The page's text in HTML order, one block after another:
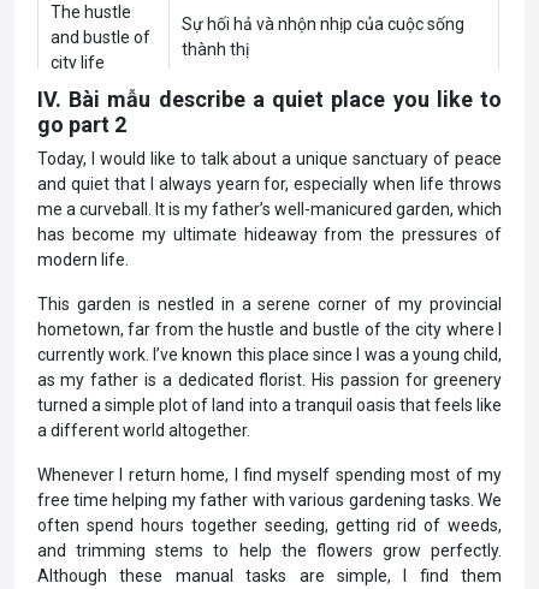
The hustle
and bustle of
city life
Sự hối hả và nhộn nhịp của cuộc sống
thành thị
Get away
from it all
Music to my
ears
Một điều gì đó khiến bạn rất vui (ví dụ:
tiếng chim hót hoặc tiếng gió tại nơi đó)
IV. Bài mẫu describe a quiet place you like to
go part 2
Today, I would like to talk about a unique sanctuary of peace
and quiet that I always yearn for, especially when life throws
me a curveball. It is my father’s well-manicured garden, which
has become my ultimate hideaway from the pressures of
modern life.
This garden is nestled in a serene corner of my provincial
hometown, far from the hustle and bustle of the city where I
currently work. I’ve known this place since I was a young child,
as my father is a dedicated florist. His passion for greenery
turned a simple plot of land into a tranquil oasis that feels like
a different world altogether.
Whenever I return home, I find myself spending most of my
free time helping my father with various gardening tasks. We
often spend hours together seeding, getting rid of weeds,
and trimming stems to help the flowers grow perfectly.
Although these manual tasks are simple, I find them